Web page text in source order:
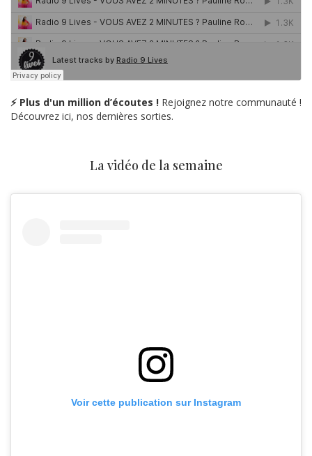
⚡ Plus d'un million d’écoutes ! Rejoignez notre communauté !
Découvrez ici, nos dernières sorties.
La vidéo de la semaine
Voir cette publication sur Instagram